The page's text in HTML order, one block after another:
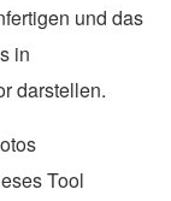
und das
in
darstellen.
Tool